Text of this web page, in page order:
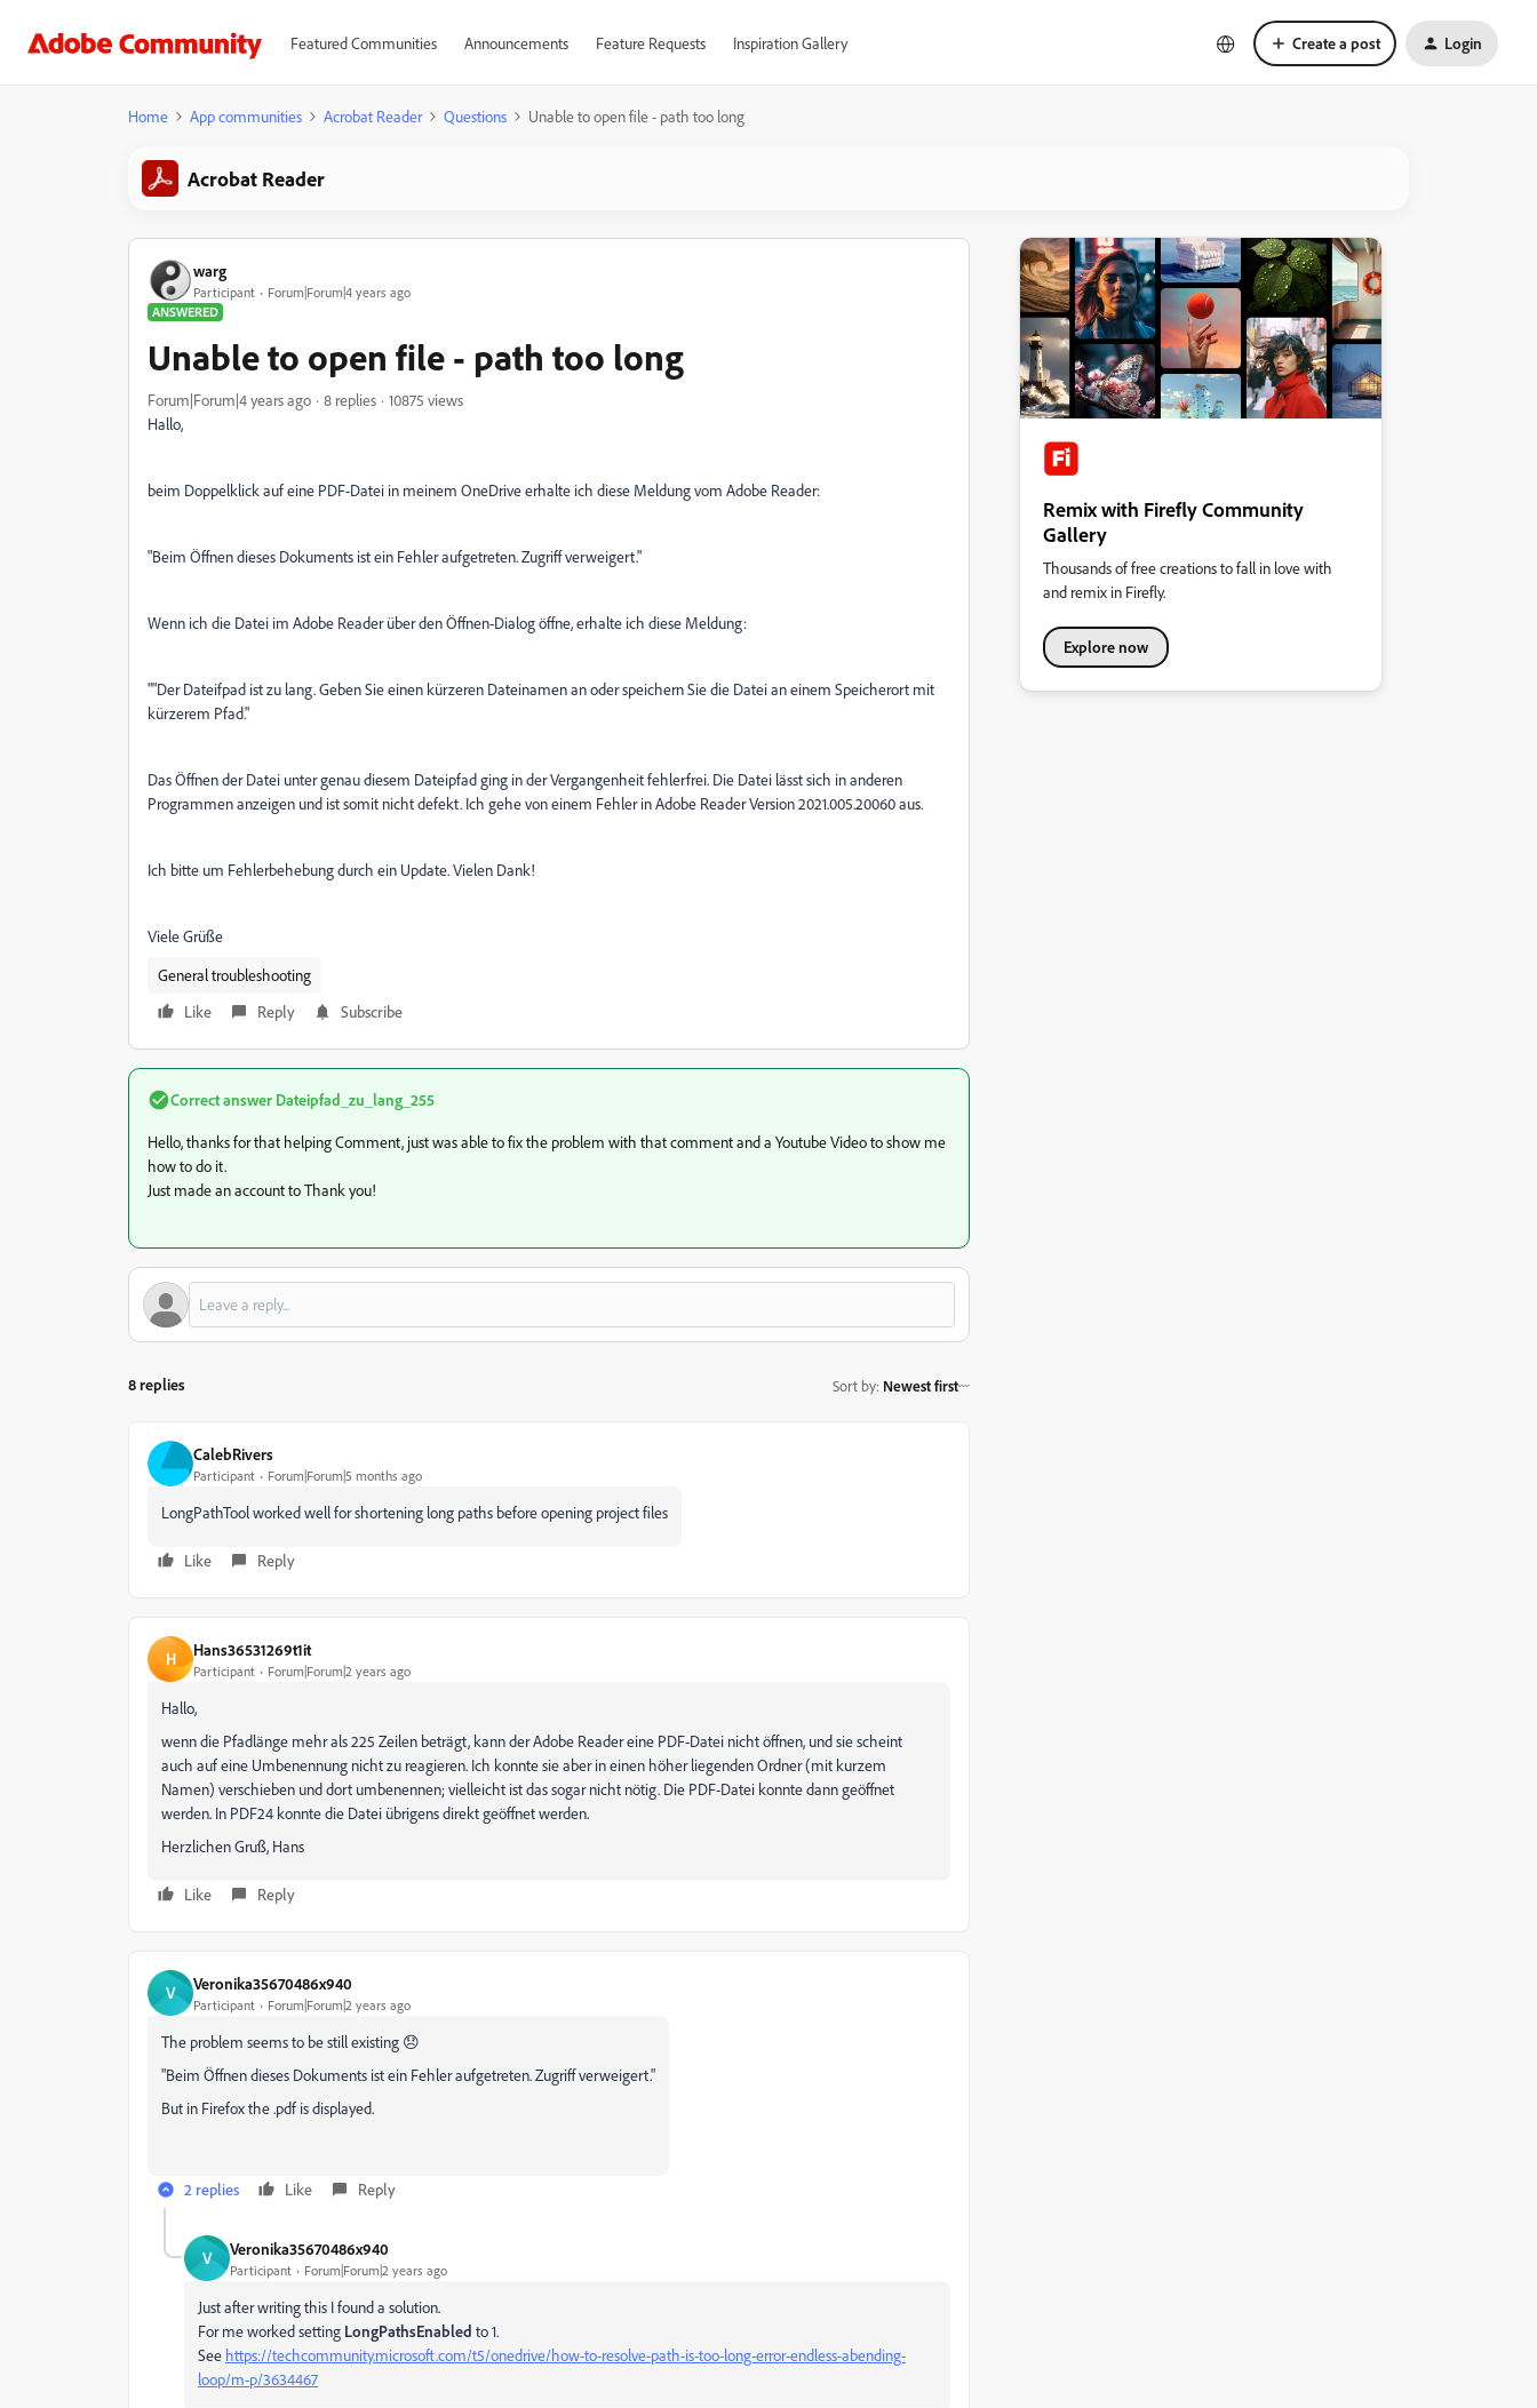
Featured Communities Announcements Feature Requests Inspiration Gallery Create a post Login
Home App communities Acrobat Reader Questions Unable to open file - path too long
Acrobat Reader
warg
Participant
Forum|Forum|4 years ago
ANSWERED
Unable to open file - path too long
Forum|Forum|4 years ago 8 replies
10875 views
Hallo,
beim Doppelklick auf eine PDF-Datei in meinem OneDrive erhalte ich diese Meldung vom Adobe Reader:
"Beim Öffnen dieses Dokuments ist ein Fehler aufgetreten. Zugriff verweigert."
Wenn ich die Datei im Adobe Reader über den Öffnen-Dialog öffne, erhalte ich diese Meldung:
""Der Dateifpad ist zu lang. Geben Sie einen kürzeren Dateinamen an oder speichern Sie die Datei an einem Speicherort mit
kürzerem Pfad."
Das Öffnen der Datei unter genau diesem Dateipfad ging in der Vergangenheit fehlerfrei. Die Datei lässt sich in anderen
Programmen anzeigen und ist somit nicht defekt. Ich gehe von einem Fehler in Adobe Reader Version 2021.005.20060 aus.
Ich bitte um Fehlerbehebung durch ein Update. Vielen Dank!
Viele Grüße
General troubleshooting
Like
Reply Subscribe
Correct answer Dateipfad_zu_lang_255
Hello, thanks for that helping Comment, just was able to fix the problem with that comment and a Youtube Video to show me
how to do it.
Just made an account to Thank you!
8 replies Sort by: Newest first
CalebRivers
Participant Forum|Forum|5 months ago
LongPathTool worked well for shortening long paths before opening project files
Like Reply
H Hans36531269t1it
Participant Forum|Forum|2 years ago
Hallo,
wenn die Pfadlänge mehr als 225 Zeilen beträgt, kann der Adobe Reader eine PDF-Datei nicht öffnen, und sie scheint
auch auf eine Umbenennung nicht zu reagieren. Ich konnte sie aber in einen höher liegenden Ordner (mit kurzem
Namen) verschieben und dort umbenennen; vielleicht ist das sogar nicht nötig. Die PDF-Datei konnte dann geöffnet
werden. In PDF24 konnte die Datei übrigens direkt geöffnet werden.
Herzlichen Gruß, Hans
Like Reply
V Veronika35670486x940
Participant Forum|Forum|2 years ago
The problem seems to be still existing 😞
"Beim Öffnen dieses Dokuments ist ein Fehler aufgetreten. Zugriff verweigert."
But in Firefox the .pdf is displayed.
2 replies Like Reply
V Veronika35670486x940
Participant Forum|Forum|2 years ago
Just after writing this I found a solution.
For me worked setting LongPathsEnabled to 1.
See https://techcommunity.microsoft.com/t5/onedrive/how-to-resolve-path-is-too-long-error-endless-abending-
loop/m-p/3634467
Remix with Firefly Community
Gallery
Thousands of free creations to fall in love with
and remix in Firefly.
Explore now